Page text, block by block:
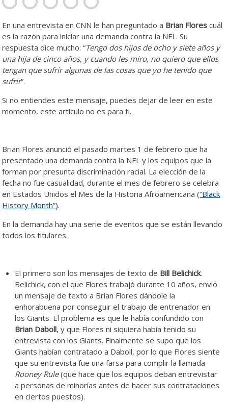
En una entrevista en CNN le han preguntado a Brian Flores cuál
es la razón para iniciar una demanda contra la NFL. Su
respuesta dice mucho: “Tengo dos hijos de ocho y siete años y
una hija de cinco años, y cuando les miro, no quiero que ellos
tengan que sufrir algunas de las cosas que yo he tenido que
sufrir”.
Si no entiendes este mensaje, puedes dejar de leer en este
momento, este artículo no es para ti.
Brian Flores anunció el pasado martes 1 de febrero que ha
presentado una demanda contra la NFL y los equipos que la
forman por presunta discriminación racial. La elección de la
fecha no fue casualidad, durante el mes de febrero se celebra
en Estados Unidos el Mes de la Historia Afroamericana (“Black
History Month”).
En la demanda hay una serie de eventos que se están llevando
todos los titulares.
El primero son los mensajes de texto de Bill Belichick.
Belichick, con el que Flores trabajó durante 10 años, envió
un mensaje de texto a Brian Flores dándole la
enhorabuena por conseguir el trabajo de entrenador en
los Giants. El problema es que le había confundido con
Brian Daboll, y que Flores ni siquiera había tenido su
entrevista con los Giants. Finalmente se supo que los
Giants habían contratado a Daboll, por lo que Flores siente
que su entrevista fue una farsa para complir la llamada
Rooney Rule(que hace que los equipos deban entrevistar
a personas de minorías antes de hacer sus contrataciones
en ciertos puestos).